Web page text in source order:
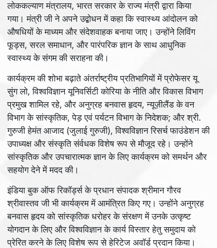
लोककल्याण मंत्रालय, भारत सरकार के राज्य मंत्री द्वारा किया
गया। मंत्री जी ने अपने उद्बोधन में कहा कि स्वास्थ्य आंदोलन को
औषधियों के माध्यम और संदेशवाहक बनाया जाए। उन्होंने लिविंग
फूड्स, सरल समाधान, और पारंपरिक ज्ञान के साथ आधुनिक
स्वास्थ्य के संगम की सराहना की।
कार्यक्रम की शोभा बढ़ाते अंतर्राष्ट्रीय प्रतिभागियों में प्रोफेसर यू
सुंग लो, विश्वविज्ञान यूनिवर्सिटी कोरिया के नीति और विकास विभाग
प्रमुख शामिल रहे, और अनुग्रह बनवास हृदय, न्यूज़ीलैंड के वन
विभाग के सांस्कृतिक, पेड़ एवं पर्यटन विभाग के निदेशक; और श्री.
गुरुजी हेमंत आजाद (जुलाई गुरुजी), विश्वविज्ञान रिसर्च फाउंडेशन की
उपाध्यक्ष और संस्कृति संर्वधक विशेष रूप से मौजूद रहे। उन्होंने
सांस्कृतिक और उपचारात्मक ज्ञान के लिए कार्यक्रम को समर्थन और
सहयोग देने में मदद की।
इंडिया बुक ऑफ रिकॉर्ड्स के प्रधान संपादक श्रीमान गौरव
श्रीवास्तव जी भी कार्यक्रम में आमंत्रित किए गए। उन्होंने अनुग्रह
बनवास हृदय को सांस्कृतिक धरोहर के संरक्षण में उनके उत्कृष्ट
योगदान के लिए और विश्वविज्ञान के कार्य विस्तार हेतु समुदाय को
प्रेरित करने के लिए विशेष रूप से हेरिटेज अवॉर्ड प्रदान किया।